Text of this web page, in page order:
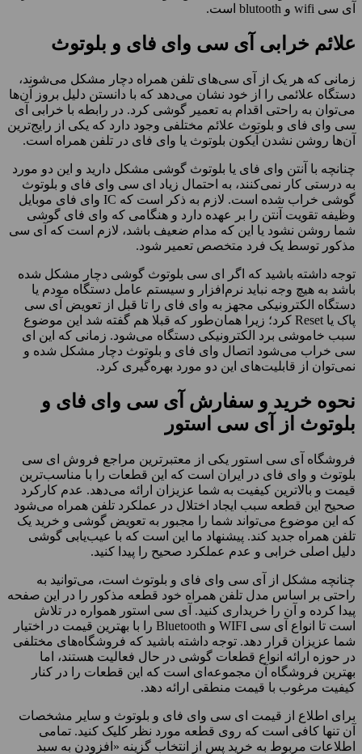
آی سی wifi و blutooth است.
علائم خرابی آی سی وای فای و بلوتوث
زمانی که هر یک از آی سی‌های تلفن همراه دچار مشکل می‌شوند،
دستگاه علائمی را از خود نشان می‌دهد که با دانستن دلیل بروز آن‌ها
می‌توان به راحتی اقدام به تعمیر گوشی کرد. در رابطه با خرابی آی
سی وای فای و بلوتوث علائم مختلفی وجود دارد که یکی از رایج‌ترین
آن‌ها روشن نشدن آیکون بلوتوث یا وای فای در تلفن همراه است.
چنانچه با آنتن وای فای یا بلوتوث گوشی مشکل دارید و این دو مورد
به درستی کار نمی‌کنند، به احتمال زیاد ای سی وای فای و بلوتوث
گوشی خراب شده است. لازم به ذکر است که IC وای فای موبایل
وظیفه تقویت آنتن را بر عهده دارد و هنگامی که وای فای گوشی
شما روشن نشود یا این که مدام ضعیف باشد، لازم است که آی سی
مذکور توسط یک فرد متخصص تعمیر شود.
توجه داشته باشید که اگر ای سی بلوتوث گوشی دچار مشکل شده
باشد به هیچ وجه نباید نرم‌افزار و سیستم عامل دستگاه مودم یا
دستگاه الکترونیکی مجهز به وای فای را تا قبل از تعویض آی سی
پاک یا Reset کرد؛ زیرا همان‌طور که قبلا هم گفته شد این موضوع
سبب خاموشی برد الکترونیکی دستگاه می‌شود. زمانی که این ای
سی خراب می‌شود اتصال وای فای و بلوتوث دچار مشکل شده و
نمی‌توان از قابلیت‌های این دو مورد بهره‌گیری کرد.
نحوه خرید و سفارش آی سی وای فای و
بلوتوث از آی سی استور
فروشگاه آی سی استور یکی از معتبرترین مراجع فروش ای سی
بلوتوث و وای فای در ایران است که این قطعات را با مناسب‌ترین
قیمت و بالاترین کیفیت به شما عزیزان ارائه می‌دهد. عدم کارکرد
صحیح این قطعه سبب ایجاد اختلال در عملکرد تلفن همراه می‌شود
که این موضوع می‌تواند شما را مجبور به تعویض گوشی و خرید یک
تلفن همراه جدید کند. پیشنهاد ما این است که با عیب‌یابی گوشی
دلیل اصلی خرابی و عدم عملکرد صحیح را پیدا کنید.
چنانچه مشکل از آی سی وای فای و بلوتوث است، می‌توانید به
راحتی بر اساس مدل تلفن همراه خود قطعه مذکور را در این صفحه
پیدا کرده و آن را خریداری کنید. آی سی استور همواره در تلاش
است تا انواع آی سی WIFI و Bluetooth را با بهترین قیمت در اختیار
شما عزیزان قرار دهد. توجه داشته باشید که فروشگاه‌های مختلفی
در حوزه ارائه انواع قطعات گوشی در حال فعالیت هستند، اما
بهترین فروشگاه آن مجموعه‌ای است که این قطعات را در کنار
کیفیت مرغوب با قیمت منطقی ارائه دهد.
برای اطلاع از قیمت ای سی وای فای و بلوتوث و سایر مشخصات
آن تنها کافی است که روی قطعه مورد نظر کلیک کنید. تمامی
اطلاعات مربوط به خرید پس از انتخاب گزینه «افزودن به سبد